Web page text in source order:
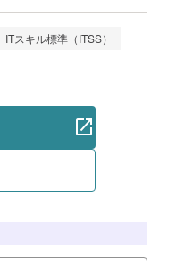
ITスキル標準（ITSS）